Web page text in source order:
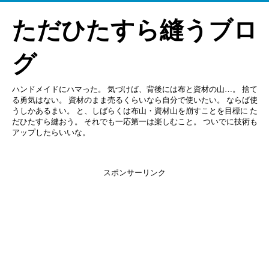
ただひたすら縫うブロ
グ
ハンドメイドにハマった。 気づけば、背後には布と資材の山…。 捨て
る勇気はない。 資材のまま売るくらいなら自分で使いたい。 ならば使
うしかあるまい。 と、しばらくは布山・資材山を崩すことを目標に た
だひたすら縫おう。 それでも一応第一は楽しむこと。 ついでに技術も
アップしたらいいな。
スポンサーリンク